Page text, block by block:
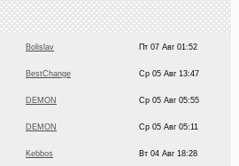
BestChange Ср 05 Авг 13:47
DEMON Ср 05 Авг 05:55
DEMON Ср 05 Авг 05:11
Kebbos Вт 04 Авг 18:28
StiNGer (o-s) Пн 03 Авг 15:45